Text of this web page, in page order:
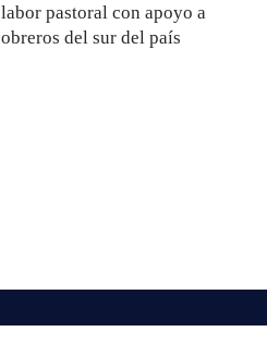
labor pastoral con apoyo a
obreros del sur del país